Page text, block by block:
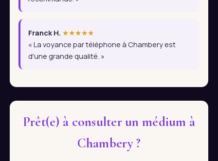
Franck H. ★★★★★
« La voyance par téléphone à Chambery est
d'une grande qualité. »
Prêt(e) à consulter un médium à
Chambery ?